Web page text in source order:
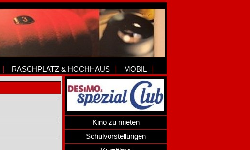
RASCHPLATZ & HOCHHAUS MOBIL
Kino zu mieten
Schulvorstellungen